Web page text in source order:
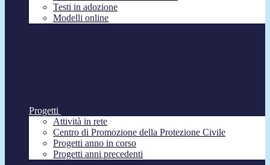
Testi in adozione
Modelli online
Progetti
Attività in rete
Centro di Promozione della Protezione Civile
Progetti anno in corso
Progetti anni precedenti